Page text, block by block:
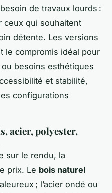
de travaux lourds :
ceux qui souhaitent
détente. Les versions
le compromis idéal pour
besoins esthétiques
et stabilité,
configurations
acier, polyester,
sur le rendu, la
prix. Le bois naturel
; l’acier ondé ou